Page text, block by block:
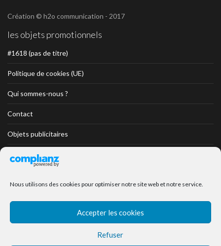
Nous utilisons des cookies pour optimiser notre site web et notre service.
Accepter les cookies
Refuser
Création © h2o communication - 2017
les objets promotionnels
#1618 (pas de titre)
Politique de cookies (UE)
Qui sommes-nous ?
Contact
Objets publicitaires
Objets Divers
Objets Collection Prestige